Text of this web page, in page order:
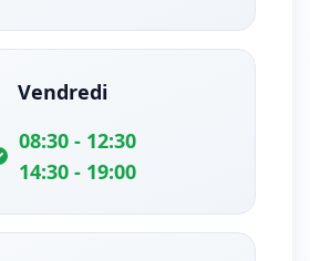
Vendredi
08:30 - 12:30
14:30 - 19:00